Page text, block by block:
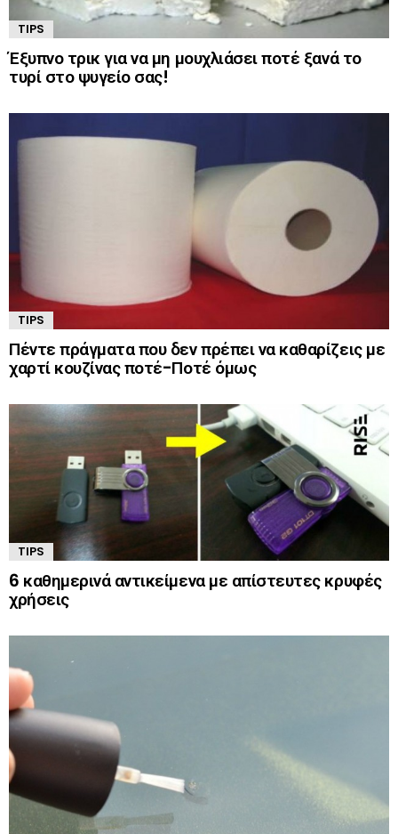
TIPS
Έξυπνο τρικ για να μη μουχλιάσει ποτέ ξανά το
τυρί στο ψυγείο σας!
TIPS
Πέντε πράγματα που δεν πρέπει να καθαρίζεις με
χαρτί κουζίνας ποτέ-Ποτέ όμως
TIPS
6 καθημερινά αντικείμενα με απίστευτες κρυφές
χρήσεις